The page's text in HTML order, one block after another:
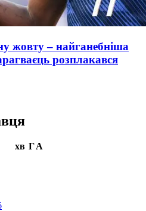
жовту – найганебніша
розплакався
хв ГА